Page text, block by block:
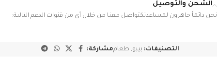
الشحن والتوصيل
نحن دائماً جاهزون لمساعدتكتواصل معنا من خلال أي من قنوات الدعم التالية:
التصنيفات: بيبو, طعاممشاركة: